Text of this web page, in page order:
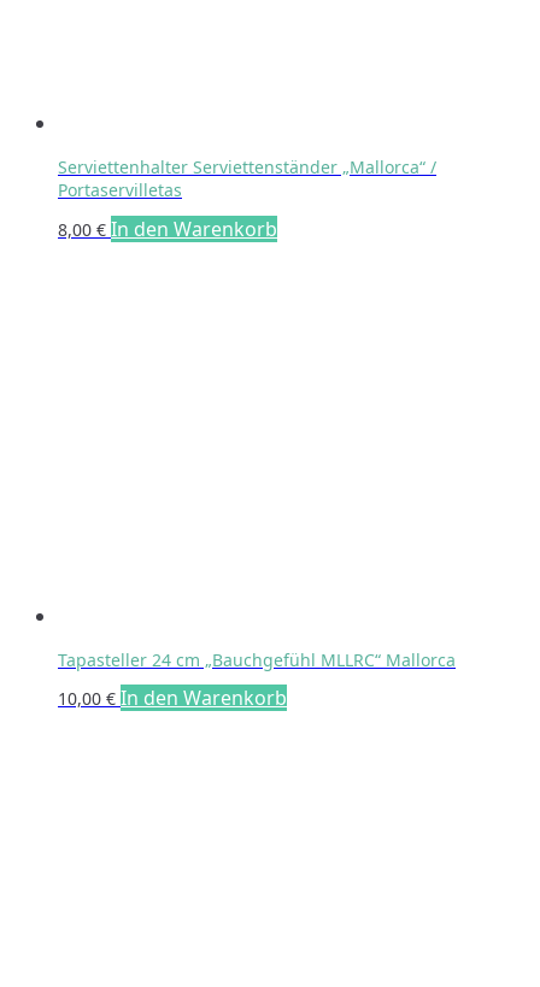
Serviettenhalter Serviettenständer „Mallorca“ /
Portaservilletas
8,00 € In den Warenkorb
Tapasteller 24 cm „Bauchgefühl MLLRC“ Mallorca
10,00 € In den Warenkorb